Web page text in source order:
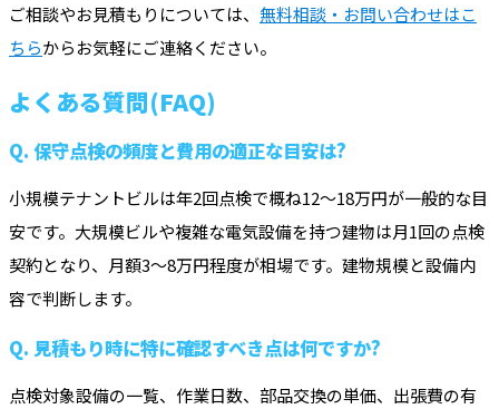
ご相談やお見積もりについては、 無料相談・お問い合わせはこ
ちらからお気軽にご連絡ください。
よくある質問(FAQ)
Q. 保守点検の頻度と費用の適正な目安は?
小規模テナントビルは年2回点検で概ね12〜18万円が一般的な目
安です。大規模ビルや複雑な電気設備を持つ建物は月1回の点検
契約となり、月額3〜8万円程度が相場です。建物規模と設備内
容で判断します。
Q. 見積もり時に特に確認すべき点は何ですか?
点検対象設備の一覧、作業日数、部品交換の単価、出張費の有